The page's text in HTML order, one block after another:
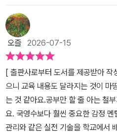
다. p203 ​이익은 나눠서, 손해는
제때 자고 일어나면 해결돼 p337총
나 넘어졌는가​학교는 절대 가르쳐
거리를 둬야 하는지, 번 돈을 어떻게
아닌지. 눈 뜨고 코 베인다는 말, 살
《1로 서기》를 읽으며 자꾸 옛날 생
부끄러운 이야기다.​몇 년 전, 친한
려달라고 했다. 거절하면 우정이 깨
날짜는 몇 번이나 미뤄졌고, 어느 순
는 현실적인 안내서라는 생각이 들
기'에서 ‘1’은 외로운 고립을 뜻하지
책임질 줄 아는 독립된 개인을 의미
의 집에서 나와 방 한 칸을 얻는 것
'자립'이란 직업인으로서의 전문성
의 적절한 경계를 세우고, 예상치
능력이 포함되어야 한다고 말하고
실적이다. 회사의 간판이 사라져도
번에 큰 이익을 좇기 전에 내가 감당
하라, 좋은 사람을 많이 만나는 것
오즐 2026-07-15
[ 출판사로부터 도서를 제공받아
으니 교육 내용도 달라지는 것이 마
는 것 같아요.공부만 할 줄 아는 철
요. 국영수보다 훨씬 중요한 감정
관리와 같은 실전 기술을 학교에서